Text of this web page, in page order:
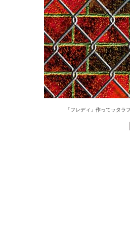
「フレディ」作ってッタラ